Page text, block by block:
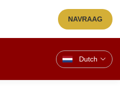
NAVRAAG
Dutch